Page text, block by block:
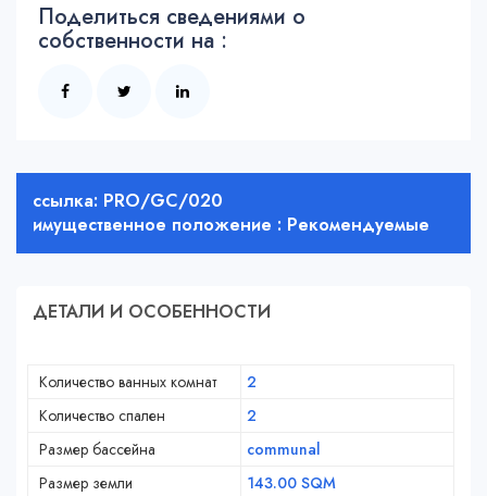
Поделиться сведениями о
собственности на :
ссылка: PRO/GC/020
имущественное положение : Рекомендуемые
ДЕТАЛИ И ОСОБЕННОСТИ
Количество ванных комнат
2
Количество спален
2
Размер бассейна
communal
Размер земли
143.00 SQM